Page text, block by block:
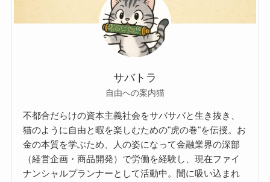
サバトラ
自由への案内猫
不都合だらけの資本主義社会をサバサバと生き抜き、
猫のように自由と暇を楽しむための"虎の巻"を伝授。お
金の本質を学ぶため、人の姿になって金融業界の深部
（経営企画・商品開発）で労働を経験し、現在ファイ
ナンシャルプランナーとして活動中。闇に吸い込まれ